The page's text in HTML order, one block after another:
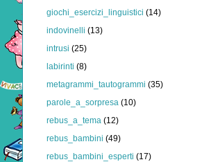
giochi_esercizi_linguistici (14)
indovinelli (13)
intrusi (25)
labirinti (8)
metagrammi_tautogrammi (35)
parole_a_sorpresa (10)
rebus_a_tema (12)
rebus_bambini (49)
rebus_bambini_esperti (17)